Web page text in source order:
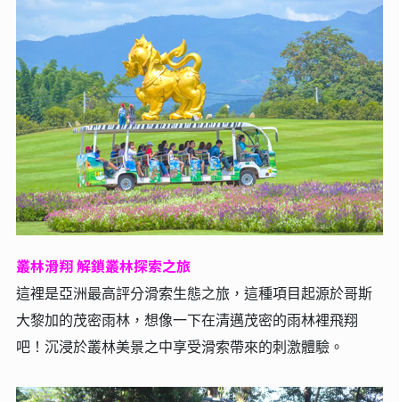
叢林滑翔 解鎖叢林探索之旅
這裡是亞洲最高評分滑索生態之旅，這種項目起源於哥斯
大黎加的茂密雨林，想像一下在清邁茂密的雨林裡飛翔
吧！沉浸於叢林美景之中享受滑索帶來的刺激體驗。